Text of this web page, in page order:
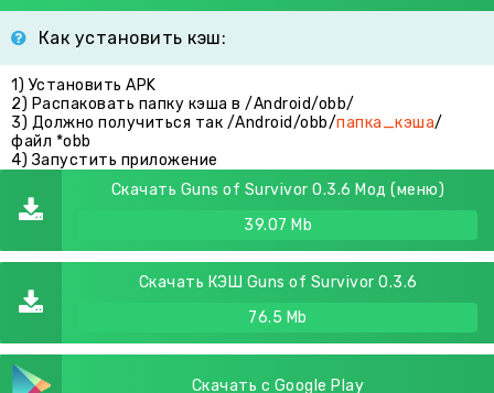
Как установить кэш:
1) Установить APK
2) Распаковать папку кэша в /Android/obb/
3) Должно получиться так /Android/obb/папка_кэша/
файл *obb
4) Запустить приложение
Скачать Guns of Survivor 0.3.6 Мод (меню)
39.07 Mb
Скачать КЭШ Guns of Survivor 0.3.6
76.5 Mb
Скачать с Google Play